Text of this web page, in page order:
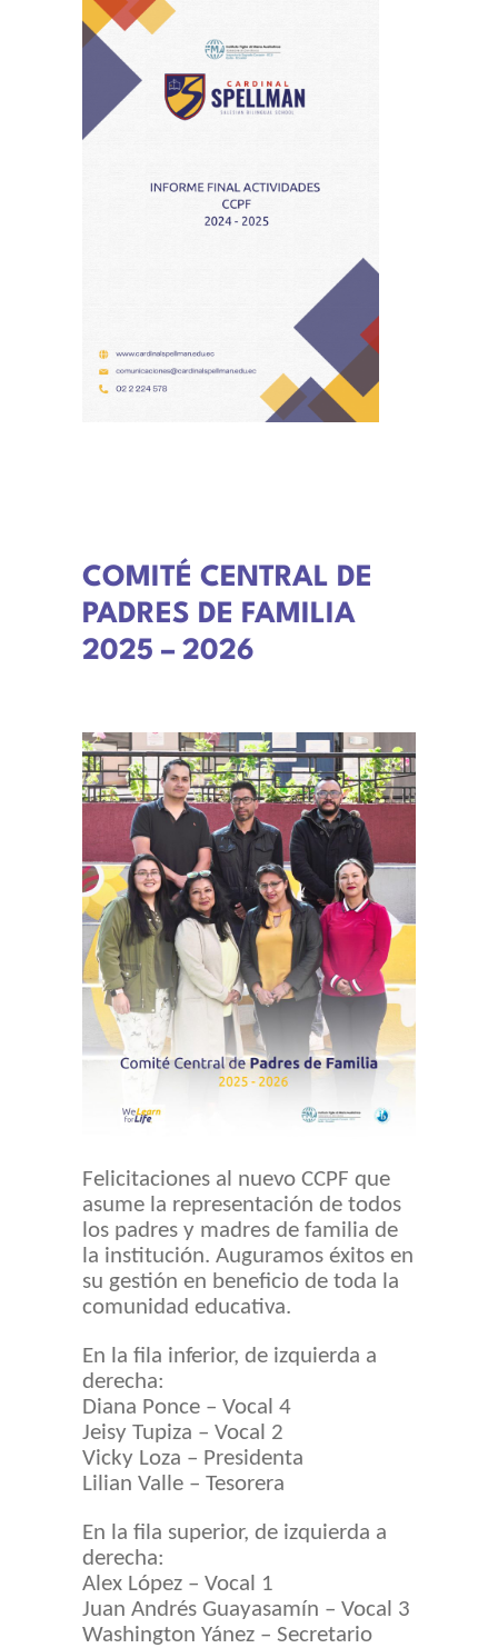
COMITÉ CENTRAL DE
PADRES DE FAMILIA
2025 – 2026
Felicitaciones al nuevo CCPF que
asume la representación de todos
los padres y madres de familia de
la institución. Auguramos éxitos en
su gestión en beneficio de toda la
comunidad educativa.
En la fila inferior, de izquierda a
derecha:
Diana Ponce – Vocal 4
Jeisy Tupiza – Vocal 2
Vicky Loza – Presidenta
Lilian Valle – Tesorera
En la fila superior, de izquierda a
derecha:
Alex López – Vocal 1
Juan Andrés Guayasamín – Vocal 3
Washington Yánez – Secretario